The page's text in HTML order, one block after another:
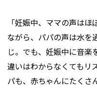
「妊娠中、ママの声は
ながら、パパの声は水を
じ。でも、妊娠中に音楽
違いはわからなくてもリ
パも、赤ちゃんにたくさ